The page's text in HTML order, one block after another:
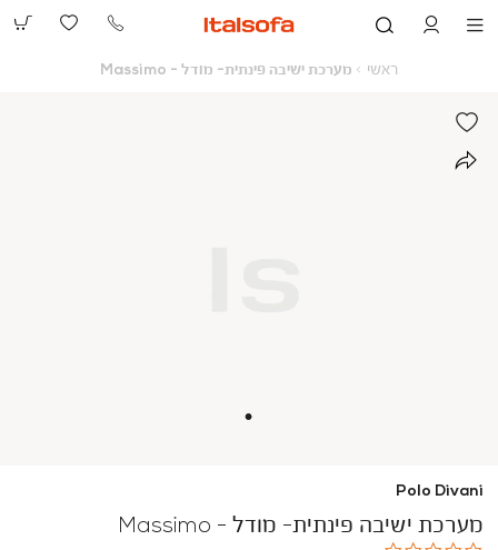
073-
ראשי ראשי
מערכת ישיבה פינתית- מודל - Massimo
Polo Divani
מערכת ישיבה פינתית- מודל - Massimo